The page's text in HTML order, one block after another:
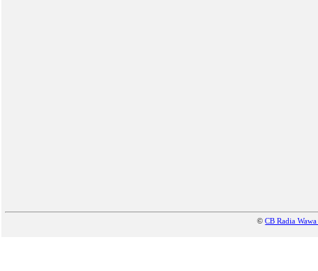
©CB Radia